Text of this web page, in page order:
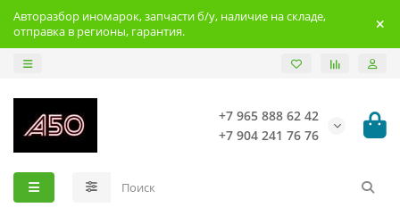
Авторазбор иномарок, запчасти б/у, наличие на складе,
отправка в регионы, гарантия.
+7 965 888 62 42
+7 904 241 76 76